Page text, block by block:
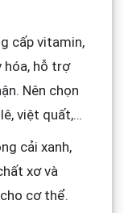
cấp vitamin,
hóa, hỗ trợ
Nên chọn
việt quất,…
cải xanh,
xơ và
cơ thể.